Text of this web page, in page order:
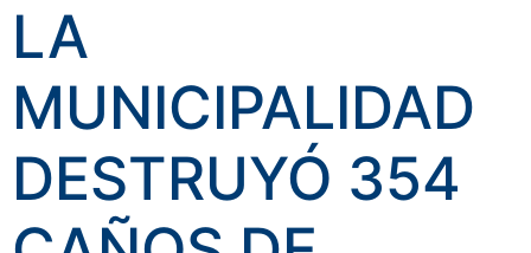
LA
MUNICIPALIDAD
DESTRUYÓ 354